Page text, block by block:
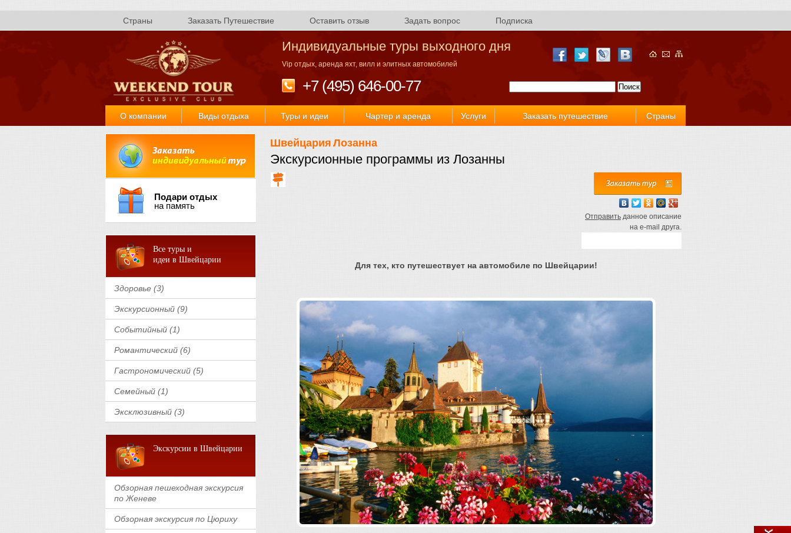
Страны Заказать Путешествие Оставить отзыв Задать вопрос Подписка
Индивидуальные туры выходного дня
Vip отдых, аренда яхт, вилл и элитных автомобилей
+7 (495) 646-00-77
О компании Виды отдыха Туры и идеи Чартер и аренда Услуги Заказать путешествие Страны
Подари отдых
на память
Все туры и
идеи в Швейцарии
Здоровье (3)
Экскурсионный (9)
Событийный (1)
Романтический (6)
Гастрономический (5)
Семейный (1)
Эксклюзивный (3)
Экскурсии в Швейцарии
Обзорная пешеходная экскурсия
по Женеве
Обзорная экскурсия по Цюриху
Швейцария Лозанна
Экскурсионные программы из Лозанны
Отправить данное описание
на e-mail друга.
Для тех, кто путешествует на автомобиле по Швейцарии!